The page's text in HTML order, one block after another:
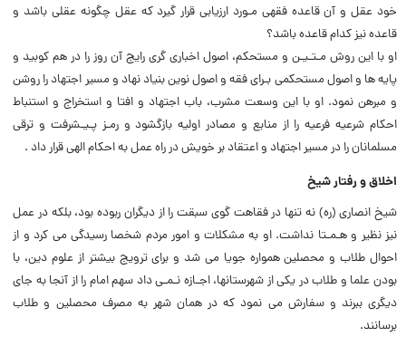
خود عقل و آن قاعده فقهی مـورد ارزیابی قرار گیرد که عقل چگونه عقلی باشد و
قاعده نیز کدام قاعده باشد؟
او با این روش مـتـیـن و مستحکم، اصول اخباری گری رایج آن روز را در هم کوبید و
پایه ها و اصول مستحکمی بـرای فقه و اصول نوین بنیاد نهاد و مسیر اجتهاد را روشن
و مبرهن نمود. او با این وسعت مشرب، باب اجتهاد و افتا و استخراج و استنباط
احکام شرعیه فرعیه را از منابع و مصادر اولیه بازگشود و رمـز پـیـشرفت و ترقی
مسلمانان را در مسیر اجتهاد و اعتقاد بر خویش در راه عمل به احکام الهی قرار داد .
اخلاق و رفتار شیخ
شیخ انصاری (ره) نه تنها در فقاهت گوی سبقت را از دیگران ربوده بود، بلکه در عمل
نیز نظیر و هـمـتا نداشت. او به مشکلات و امور مردم شخصا رسیدگی می کرد و از
احوال طلاب و محصلین همواره جویا می شد و برای ترویج بیشتر از علوم دین، با
بودن علما و طلاب در یکی از شهرستانها، اجـازه نـمـی داد سهم امام را از آنجا به جای
دیگری ببرند و سفارش می نمود که در همان شهر به مصرف محصلین و طلاب
برسانند.